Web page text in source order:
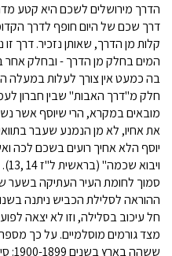
הדרך מירושלים לשכם היא קטע
דרך שכם של היום חופף לדרך
קלות מן הדרך, שאותן נזכיר. דרך
המים בחלק מן הדרך - ובחלק אחר
בה כמעט אין צורך לעלות במעלה
חלק מ"דרך האבות" שבין חברון
מובאים במקרא, הרי שיוסף אשר
את אחיו, לא מן הנמנע שעבר
יוסף הלא אחיך רועים בשכם לכה
סמוך לחומת העיר העתיקה בשער
חל עיכוב בסלילה, וזו לא יצאה
מצד גורמים מוסלמיים. על כך